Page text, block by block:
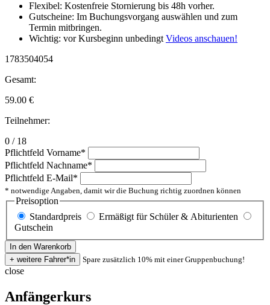
Flexibel: Kostenfreie Stornierung bis 48h vorher.
Gutscheine: Im Buchungsvorgang auswählen und zum
Termin mitbringen.
Wichtig: vor Kursbeginn unbedingt Videos anschauen!
1783504054
Gesamt:
59.00 €
Teilnehmer:
0 / 18
Pflichtfeld Vorname*
Pflichtfeld Nachname*
Pflichtfeld E-Mail*
* notwendige Angaben, damit wir die Buchung richtig zuordnen können
Preisoption
Standardpreis
Ermäßigt für Schüler & Abiturienten
Gutschein
Spare zusätzlich 10% mit einer Gruppenbuchung!
close
Anfängerkurs